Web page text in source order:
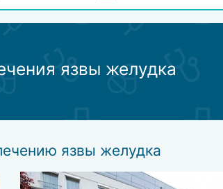
язвы желудка
язвы желудка